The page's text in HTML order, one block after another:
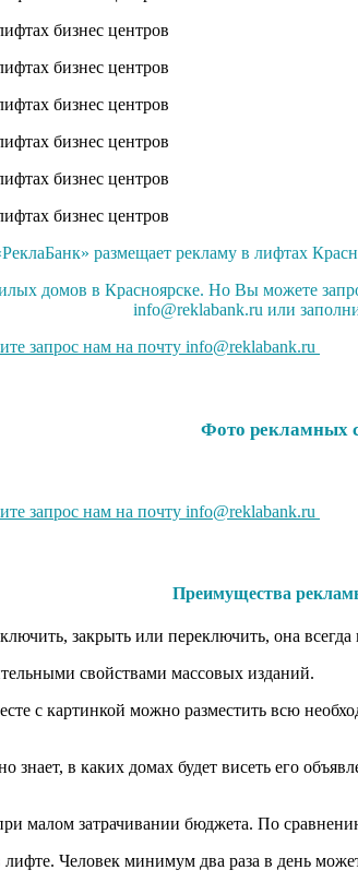
размещает рекламу в лифтах
домов в Красноярске. Но Вы можете
info@reklabank.ru или
запрос нам на почту info@reklabank.ru
Фото рекламных
запрос нам на почту info@reklabank.ru
Преимущества
закрыть или переключить, она
свойствами массовых изданий.
с картинкой можно разместить всю
знает, в каких домах будет висеть его
малом затрачивании бюджета. По
Человек минимум два раза в день